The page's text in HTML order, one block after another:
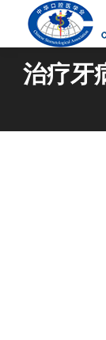
治疗牙